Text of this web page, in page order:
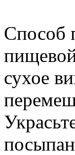
Способ
сухое